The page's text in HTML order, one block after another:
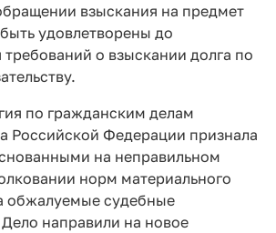
взыскания на предмет
удовлетворены до
о взыскании долга по
по гражданским делам
Российской Федерации признала
на неправильном
норм материального
обжалуемые судебные
направили на новое